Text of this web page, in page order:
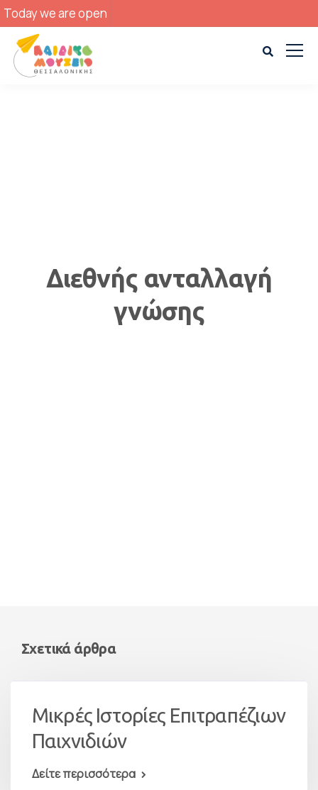
Today we are open
Διεθνής ανταλλαγή
γνώσης
Σχετικά άρθρα
Μικρές Ιστορίες Επιτραπέζιων
Παιχνιδιών
Δείτε περισσότερα